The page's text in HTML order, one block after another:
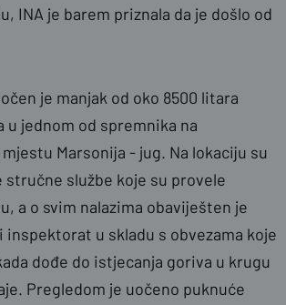
INA je barem priznala da je došlo od
je manjak od oko 8500 litara
u jednom od spremnika na
Marsonija - jug. Na lokaciju su
stručne službe koje su provele
a o svim nalazima obaviješten je
inspektorat u skladu s obvezama koje
dođe do istjecanja goriva u krugu
Pregledom je uočeno puknuće